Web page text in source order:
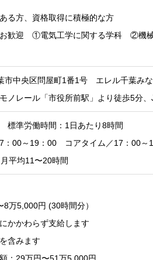
る方、資格取得に積極的な方
お歓迎 ①電気工学に関する学科 ②機
市中央区問屋町1番1号 エレル千葉み
ノレール「市役所前駅」より徒歩5分
標準労働時間：1日あたり8時間
：00～19：00 コアタイム／17：00～
平均11〜20時間
万5,000円 (30時間分）
かかわらず支給します
含みます